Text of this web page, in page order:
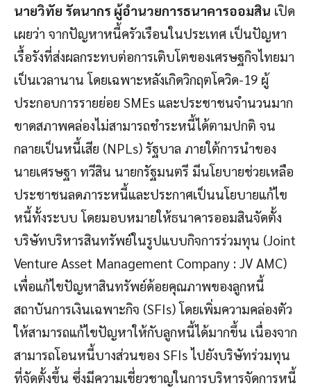
นายวิทัย รัตนากร ผู้อำนวยการธนาคารออมสิน เปิด
เผยว่า จากปัญหาหนี้ครัวเรือนในประเทศ เป็นปัญหา
เรื้อรังที่ส่งผลกระทบต่อการเติบโตของเศรษฐกิจไทยมา
เป็นเวลานาน โดยเฉพาะหลังเกิดวิกฤตโควิด-19 ผู้
ประกอบการรายย่อย SMEs และประชาชนจำนวนมาก
ขาดสภาพคล่องไม่สามารถชำระหนี้ได้ตามปกติ จน
กลายเป็นหนี้เสีย (NPLs) รัฐบาล ภายใต้การนำของ
นายเศรษฐา ทวีสิน นายกรัฐมนตรี มีนโยบายช่วยเหลือ
ประชาชนลดภาระหนี้และประกาศเป็นนโยบายแก้ไข
หนี้ทั้งระบบ โดยมอบหมายให้ธนาคารออมสินจัดตั้ง
บริษัทบริหารสินทรัพย์ในรูปแบบกิจการร่วมทุน (Joint
Venture Asset Management Company : JV AMC)
เพื่อแก้ไขปัญหาสินทรัพย์ด้อยคุณภาพของลูกหนี้
สถาบันการเงินเฉพาะกิจ (SFIs) โดยเพิ่มความคล่องตัว
ให้สามารถแก้ไขปัญหาให้กับลูกหนี้ได้มากขึ้น เนื่องจาก
สามารถโอนหนี้บางส่วนของ SFIs ไปยังบริษัทร่วมทุน
ที่จัดตั้งขึ้น ซึ่งมีความเชี่ยวชาญในการบริหารจัดการหนี้